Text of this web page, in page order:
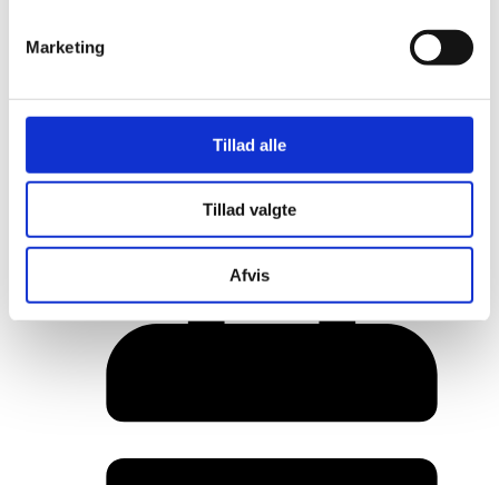
Marketing
Tillad alle
Tillad valgte
Afvis
Rainbow Awards